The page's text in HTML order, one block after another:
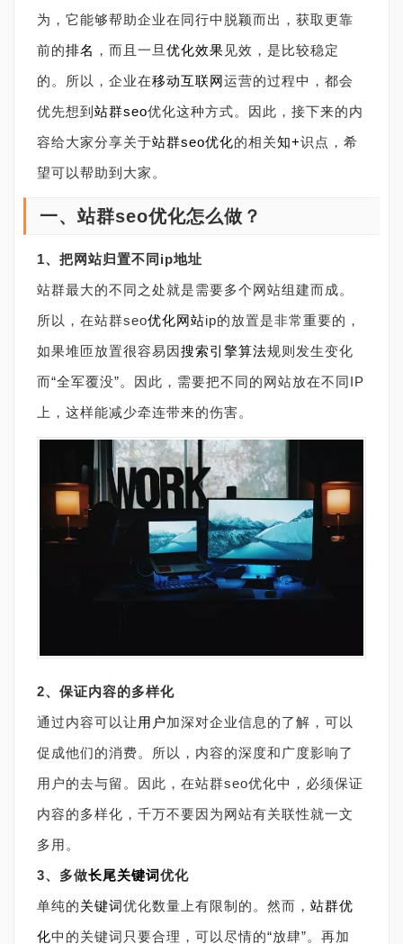
为，它能够帮助企业在同行中脱颖而出，获取更靠
前的排名 ，而且一旦 优化效果 见效，是比较稳定
的。所以，企业在移动互联网运营的过程中，都会
优先想到 站群seo优化这种方式。因此，接下来的内
容给大家分享关于站群seo优化的相关知+识点，希
望可以帮助到大家。
一、站群seo优化怎么做？
1、把网站归置不同ip地址
站群最大的不同之处就是需要多个网站组建而成。
所以，在站群seo优化网站ip的放置是非常重要的，
如果堆匝放置很容易因搜索引擎算法规则发生变化
而“全军覆没”。因此，需要把不同的网站放在不同IP
上，这样能减少牵连带来的伤害。
2、保证内容的多样化
通过内容可以让 用户加深对企业信息的了解，可以
促成他们的消费。所以，内容的深度和广度影响了
用户的去与留。因此，在站群seo优化中，必须保证
内容的多样化，千万不要因为网站有关联性就一文
多用。
3、多做长尾关键词优化
单纯的关键词优化数量上有限制的。然而， 站群优
化中的关键词只要合理，可以尽情的“放肆”。再加